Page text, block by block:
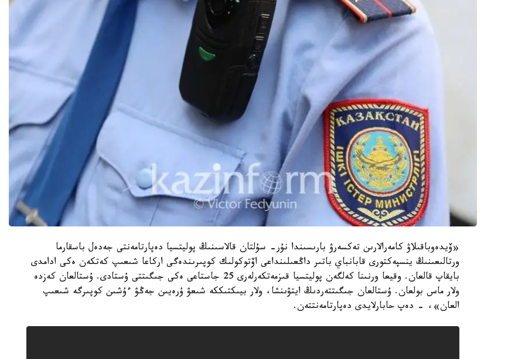
«ۆيدەوباقىلاۋ كامەرالارىن تەكسەرۋ بارىسىندا نۇر- سۇلتان قالاسىنىڭ پوليتسيا دەپارتامەنتى جەدەل باسقارما
ورتالىعىنىڭ ينسپەكتورى قابانباي باتىر داڭعىلىنداعى اۆتوكولىك كوپىرىندەگى اركاعا شىعىپ كەتكەن ەكى ادامدى
بايقاپ قالعان. وقيعا ورنىنا كەلگەن پوليتسيا قىزمەتكەرلەرى 25 جاستاعى ەكى جىگىتتى ۇستادى. ۇستالعان كەزدە
ولار ماس بولعان. ۇستالعان جىگىتتەردىڭ ايتۋىنشا، ولار بيىكتىككە شىعۋ ۇرەيىن جەڭۋ ءۇشىن كوپىرگە شىعىپ
العان»، - دەپ حابارلايدى دەپارتامەنتتەن.